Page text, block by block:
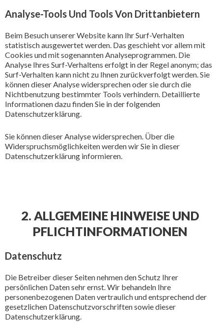
Analyse-Tools Und Tools Von Drittanbietern
Beim Besuch unserer Website kann Ihr Surf-Verhalten
statistisch ausgewertet werden. Das geschieht vor allem mit
Cookies und mit sogenannten Analyseprogrammen. Die
Analyse Ihres Surf-Verhaltens erfolgt in der Regel anonym; das
Surf-Verhalten kann nicht zu Ihnen zurückverfolgt werden. Sie
können dieser Analyse widersprechen oder sie durch die
Nichtbenutzung bestimmter Tools verhindern. Detaillierte
Informationen dazu finden Sie in der folgenden
Datenschutzerklärung.
Sie können dieser Analyse widersprechen. Über die
Widerspruchsmöglichkeiten werden wir Sie in dieser
Datenschutzerklärung informieren.
2. ALLGEMEINE HINWEISE UND
PFLICHTINFORMATIONEN
Datenschutz
Die Betreiber dieser Seiten nehmen den Schutz Ihrer
persönlichen Daten sehr ernst. Wir behandeln Ihre
personenbezogenen Daten vertraulich und entsprechend der
gesetzlichen Datenschutzvorschriften sowie dieser
Datenschutzerklärung.